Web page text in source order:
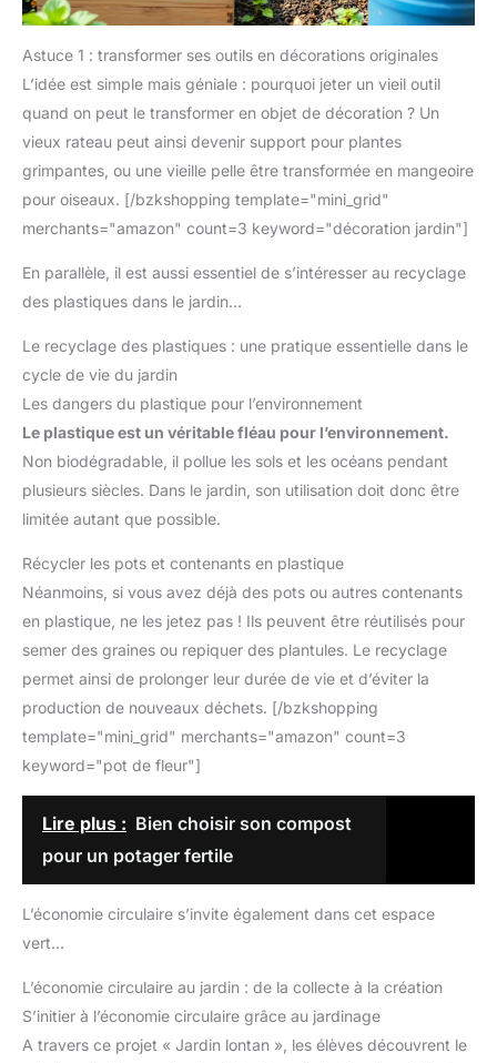
Astuce 1 : transformer ses outils en décorations originales
L’idée est simple mais géniale : pourquoi jeter un vieil outil
quand on peut le transformer en objet de décoration ? Un
vieux rateau peut ainsi devenir support pour plantes
grimpantes, ou une vieille pelle être transformée en mangeoire
pour oiseaux. [/bzkshopping template="mini_grid"
merchants="amazon" count=3 keyword="décoration jardin"]
En parallèle, il est aussi essentiel de s’intéresser au recyclage
des plastiques dans le jardin…
Le recyclage des plastiques : une pratique essentielle dans le
cycle de vie du jardin
Les dangers du plastique pour l’environnement
Le plastique est un véritable fléau pour l’environnement.
Non biodégradable, il pollue les sols et les océans pendant
plusieurs siècles. Dans le jardin, son utilisation doit donc être
limitée autant que possible.
Récycler les pots et contenants en plastique
Néanmoins, si vous avez déjà des pots ou autres contenants
en plastique, ne les jetez pas ! Ils peuvent être réutilisés pour
semer des graines ou repiquer des plantules. Le recyclage
permet ainsi de prolonger leur durée de vie et d’éviter la
production de nouveaux déchets. [/bzkshopping
template="mini_grid" merchants="amazon" count=3
keyword="pot de fleur"]
Lire plus : Bien choisir son compost
pour un potager fertile
L’économie circulaire s’invite également dans cet espace
vert…
L’économie circulaire au jardin : de la collecte à la création
S’initier à l’économie circulaire grâce au jardinage
A travers ce projet « Jardin lontan », les élèves découvrent le